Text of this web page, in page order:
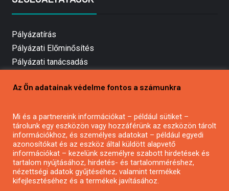
Pályázatírás
Pályázati Előminősítés
Pályázati tanácsadás
Mezőgazdasági pályázatírás
Pályázatírás civil szervezeteknek
Pályázatírás önkormányzatoknak
Pályázatfigyelés
Specifikus pályázatfigyelés vagy hírlevél
Az Ön adatainak védelme fontos a számunkra
Mi és a partnereink információkat – például sütiket –
tárolunk egy eszközön vagy hozzáférünk az eszközön tárolt
információkhoz, és személyes adatokat – például egyedi
azonosítókat és az eszköz által küldött alapvető
információkat – kezelünk személyre szabott hirdetések és
tartalom nyújtásához, hirdetés- és tartalomméréshez,
nézettségi adatok gyűjtéséhez, valamint termékek
kifejlesztéséhez és a termékek javításához.